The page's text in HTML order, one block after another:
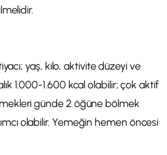
yaş, kilo, aktivite düzeyi ve
1.000-1.600 kcal olabilir; çok aktif
günde 2 öğüne bölmek
olabilir. Yemeğin hemen öncesi